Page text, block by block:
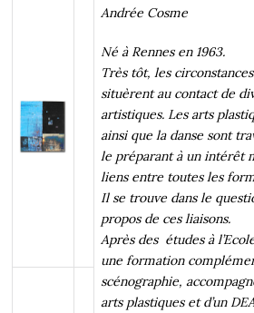
Andrée Cosme
Né à Rennes en 1963.
Très tôt, les
situèrent au contact de
artistiques. Les arts
ainsi que la danse sont
le préparant à un intérêt
liens entre toutes les
Il se trouve dans le
propos de ces liaisons.
Après des études à
une formation
scénographie,
arts plastiques et d’un